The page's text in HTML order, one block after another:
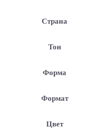
Страна
Тон
Форма
Формат
Цвет